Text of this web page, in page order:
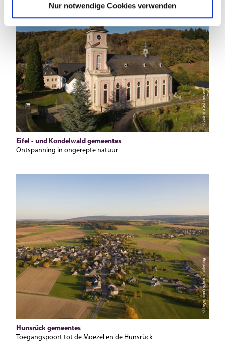
Nur notwendige Cookies verwenden
© Sabrina Schneiders
Eifel - und Kondelwald gemeentes
Ontspanning in ongerepte natuur
© Hegemann´s online_marketing
Hunsrück gemeentes
Toegangspoort tot de Moezel en de Hunsrück